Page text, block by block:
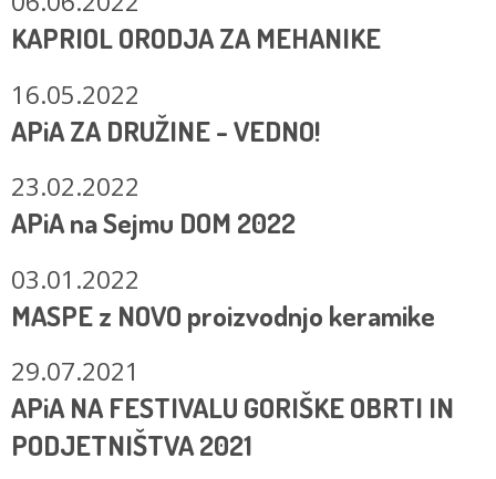
KAPRIOL ORODJA ZA MEHANIKE
16.05.2022
APiA ZA DRUŽINE - VEDNO!
23.02.2022
APiA na Sejmu DOM 2022
03.01.2022
MASPE z NOVO proizvodnjo keramike
29.07.2021
APiA NA FESTIVALU GORIŠKE OBRTI IN
PODJETNIŠTVA 2021